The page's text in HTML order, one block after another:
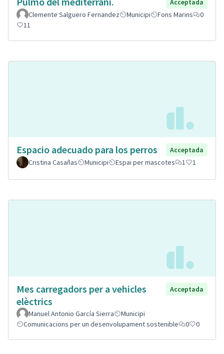
Acceptada
Clemente Salguero Fernandez
Municipi Fons Marins
0
11
Espacio adecuado para los perros
Acceptada
Cristina Casañas
Municipi Espai per mascotes 1 1
Mes carregadors per a vehicles
elèctrics
Acceptada
Manuel Antonio García Sierra
Municipi
Comunicacions per un desenvolupament sostenible
0 0